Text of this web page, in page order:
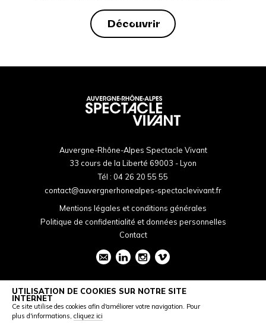
Découvrir
Auvergne-Rhône-Alpes Spectacle Vivant
33 cours de la Liberté 69003 - Lyon
Tél : 04 26 20 55 55
contact@auvergnerhonealpes-spectaclevivant.fr
Mentions légales et conditions générales
Politique de confidentialité et données personnelles
Contact
UTILISATION DE COOKIES SUR NOTRE SITE
INTERNET
Ce site utilise des cookies afin d'améliorer votre navigation. Pour
plus d'informations, cliquez ici